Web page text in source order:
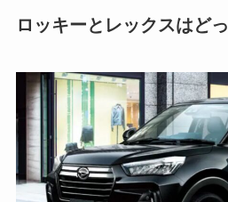
ロッキーとレックスはど